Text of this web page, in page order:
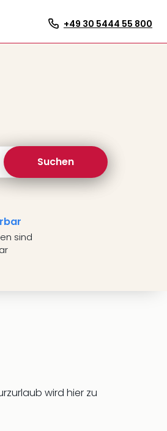
+49 30 5444 55 800
Suchen
sind
wird hier zu